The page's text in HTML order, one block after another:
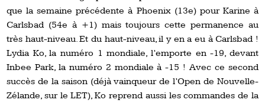
que la semaine précédente à Phoenix (13e) pour Karine à
Carlsbad (54e à +1) mais toujours cette permanence au
très haut-niveau. Et du haut-niveau, il y en a eu à Carlsbad !
Lydia Ko, la numéro 1 mondiale, l’emporte en -19, devant
Inbee Park, la numéro 2 mondiale à -15 ! Avec ce second
succès de la saison (déjà vainqueur de l’Open de Nouvelle-
Zélande, sur le LET), Ko reprend aussi les commandes de la